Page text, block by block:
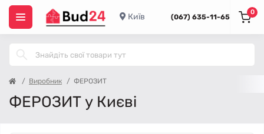
Київ (067) 635-11-65
0
Виробник ФЕРОЗИТ
ФЕРОЗИТ у Києві